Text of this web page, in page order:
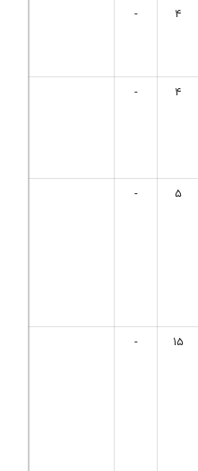
4
-
4
-
5
-
15
-